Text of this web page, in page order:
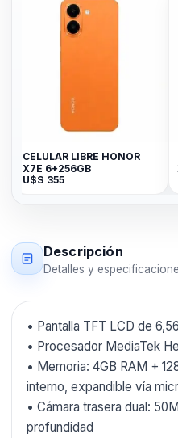
CELULAR LIBRE HONOR
X7E 6+256GB
U$S 355
Descripción
Detalles y
• Pantalla TFT LCD de
• Procesador MediaTek
• Memoria: 4GB RAM +
interno, expandible vía
• Cámara trasera dual:
profundidad